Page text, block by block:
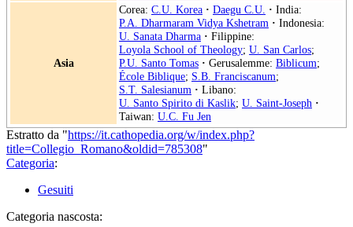
Asia
Corea: C.U. Korea · Daegu C.U. · India:
P.A. Dharmaram Vidya Kshetram · Indonesia:
U. Sanata Dharma · Filippine:
Loyola School of Theology; U. San Carlos;
P.U. Santo Tomas · Gerusalemme: Biblicum;
École Biblique; S.B. Franciscanum;
S.T. Salesianum · Libano:
U. Santo Spirito di Kaslik; U. Saint-Joseph ·
Taiwan: U.C. Fu Jen
Estratto da "https://it.cathopedia.org/w/index.php?
title=Collegio_Romano&oldid=785308"
Categoria:
Gesuiti
Categoria nascosta: